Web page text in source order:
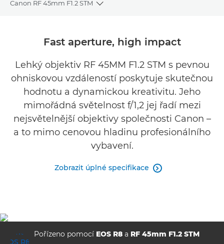
Canon RF 45mm F1.2 STM
Toggle breadcrumbs
Galerie
Recenze
Podpora
Fast aperture, high impact
Lehký objektiv RF 45MM F1.2 STM s pevnou
ohniskovou vzdáleností poskytuje skutečnou
hodnotu a dynamickou kreativitu. Jeho
mimořádná světelnost f/1,2 jej řadí mezi
nejsvětelnější objektivy společnosti Canon –
a to mimo cenovou hladinu profesionálního
vybavení.
Zobrazit úplné specifikace 
Pořízeno pomocí EOS R8 a RF 45mm F1.2 STM